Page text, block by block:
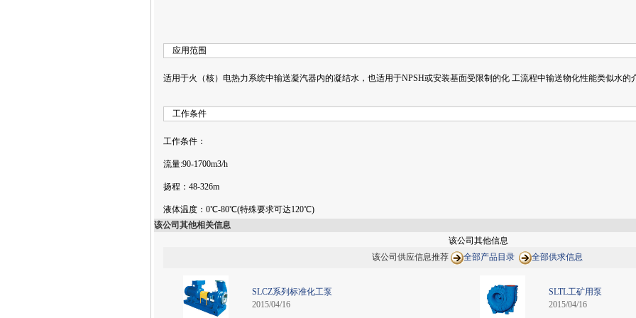
应用范围
适用于火（核）电热力系统中输送凝汽器内的凝结水，也适用于NPSH或安装基面受限制的化 工流程中输送物化性能类似水的
工作条件
工作条件：
流量:90-1700m3/h
扬程：48-326m
液体温度：0℃-80℃(特殊要求可达120℃)
该公司其他相关信息
该公司其他信息
该公司供应信息推荐
全部产品目录 全部供求信息
SLCZ系列标准化工泵
2015/04/16
SLTL工矿用泵
2015/04/16